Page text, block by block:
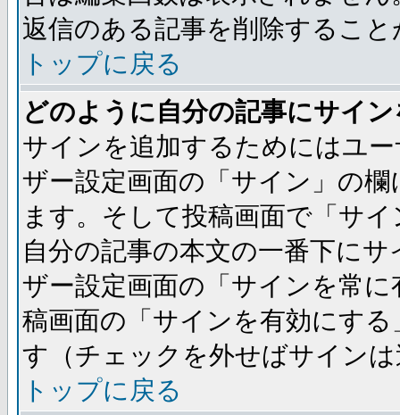
返信のある記事を削除するこ
トップに戻る
どのように自分の記事にサイ
サインを追加するためにはユ
ザー設定画面の「サイン」の
ます。そして投稿画面で「サ
自分の記事の本文の一番下に
ザー設定画面の「サインを常
稿画面の「サインを有効にす
す（チェックを外せばサイン
トップに戻る